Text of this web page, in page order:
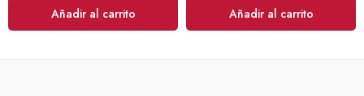
Añadir al carrito Añadir al carrito